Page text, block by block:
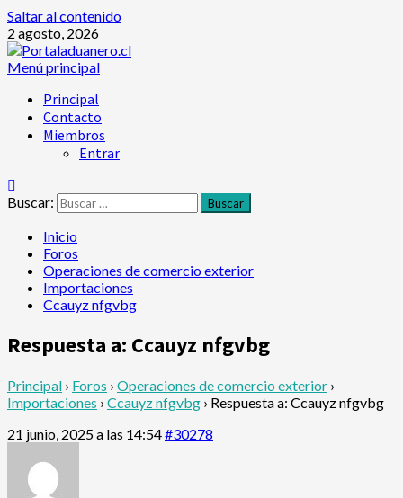
Saltar al contenido
2 agosto, 2026
Menú principal
Principal
Contacto
Miembros
Entrar
Buscar:
Inicio
Foros
Operaciones de comercio exterior
Importaciones
Ccauyz nfgvbg
Respuesta a: Ccauyz nfgvbg
Principal › Foros › Operaciones de comercio exterior ›
Importaciones › Ccauyz nfgvbg › Respuesta a: Ccauyz nfgvbg
21 junio, 2025 a las 14:54#30278